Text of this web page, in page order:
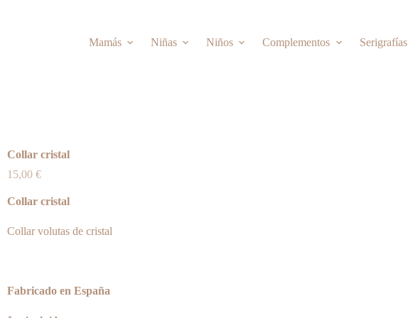
Mamás Niñas Niños Complementos Serigrafías
Collar cristal
15,00€
Collar cristal
Collar volutas de cristal
Fabricado en España